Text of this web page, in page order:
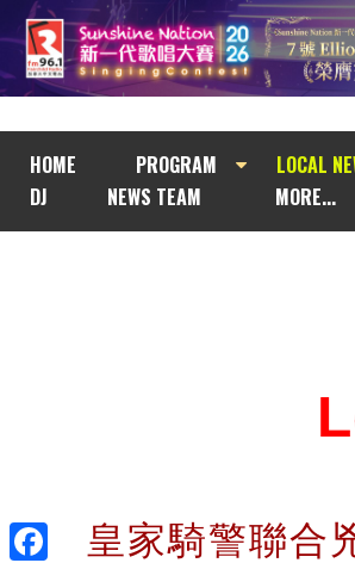
HOME PROGRAM LOCAL
DJ
NEWS TEAM MORE...
皇家騎警聯合